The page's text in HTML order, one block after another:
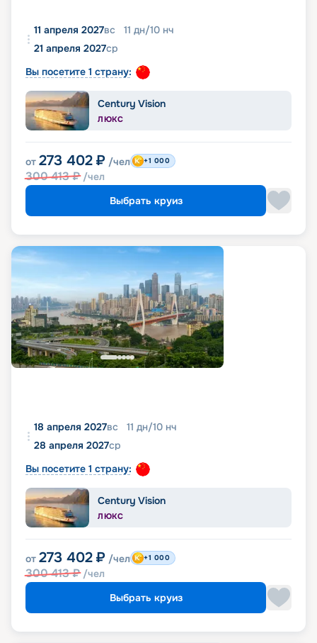
11 апреля 2027вс 11 дн/10 нч
21 апреля 2027ср
Вы посетите 1 страну:
Century Vision
ЛЮКС
от 273 402 ₽ /чел
300 413₽ /чел
+1 000
Выбрать круиз
18 апреля 2027вс 11 дн/10 нч
28 апреля 2027ср
Вы посетите 1 страну:
Century Vision
ЛЮКС
от 273 402 ₽ /чел
300 413₽ /чел
+1 000
Выбрать круиз